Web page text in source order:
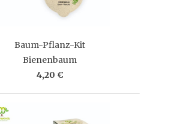
Baum-Pflanz-Kit
Bienenbaum
4,20 €